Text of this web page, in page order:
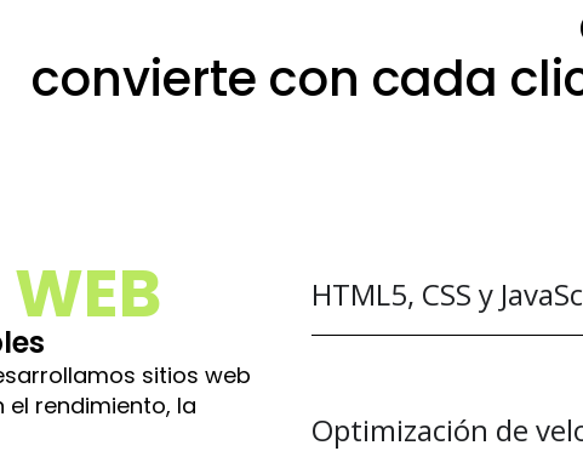
convierte con cada
WEB
sitios web
rendimiento, la
HTML5, CSS y
Optimización de